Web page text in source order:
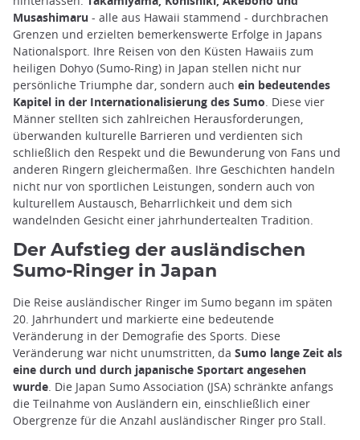
Musashimaru - alle aus Hawaii stammend - durchbrachen
Grenzen und erzielten bemerkenswerte Erfolge in Japans
Nationalsport. Ihre Reisen von den Küsten Hawaiis zum
heiligen Dohyo (Sumo-Ring) in Japan stellen nicht nur
persönliche Triumphe dar, sondern auch ein bedeutendes
Kapitel in der Internationalisierung des Sumo. Diese vier
Männer stellten sich zahlreichen Herausforderungen,
überwanden kulturelle Barrieren und verdienten sich
schließlich den Respekt und die Bewunderung von Fans und
anderen Ringern gleichermaßen. Ihre Geschichten handeln
nicht nur von sportlichen Leistungen, sondern auch von
kulturellem Austausch, Beharrlichkeit und dem sich
wandelnden Gesicht einer jahrhundertealten Tradition.
Der Aufstieg der ausländischen
Sumo-Ringer in Japan
Die Reise ausländischer Ringer im Sumo begann im späten
20. Jahrhundert und markierte eine bedeutende
Veränderung in der Demografie des Sports. Diese
Veränderung war nicht unumstritten, da Sumo lange Zeit als
eine durch und durch japanische Sportart angesehen
wurde. Die Japan Sumo Association (JSA) schränkte anfangs
die Teilnahme von Ausländern ein, einschließlich einer
Obergrenze für die Anzahl ausländischer Ringer pro Stall.